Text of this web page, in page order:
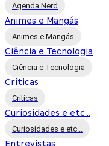
Agenda Nerd
Animes e Mangás
Animes e Mangás
Ciência e Tecnologia
Ciência e Tecnologia
Críticas
Críticas
Curiosidades e etc...
Curiosidades e etc...
Entrevistas